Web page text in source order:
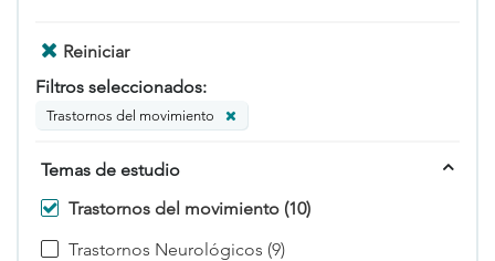
Reiniciar
Filtros seleccionados:
Trastornos del movimiento
Temas de estudio
Trastornos del movimiento (10)
Trastornos Neurológicos (9)